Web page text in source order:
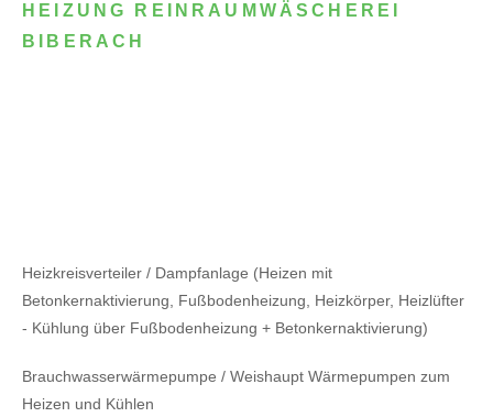
HEIZUNG REINRAUMWÄSCHEREI
BIBERACH
Heizkreisverteiler / Dampfanlage (Heizen mit
Betonkernaktivierung, Fußbodenheizung, Heizkörper, Heizlüfter
- Kühlung über Fußbodenheizung + Betonkernaktivierung)
Brauchwasserwärmepumpe / Weishaupt Wärmepumpen zum
Heizen und Kühlen